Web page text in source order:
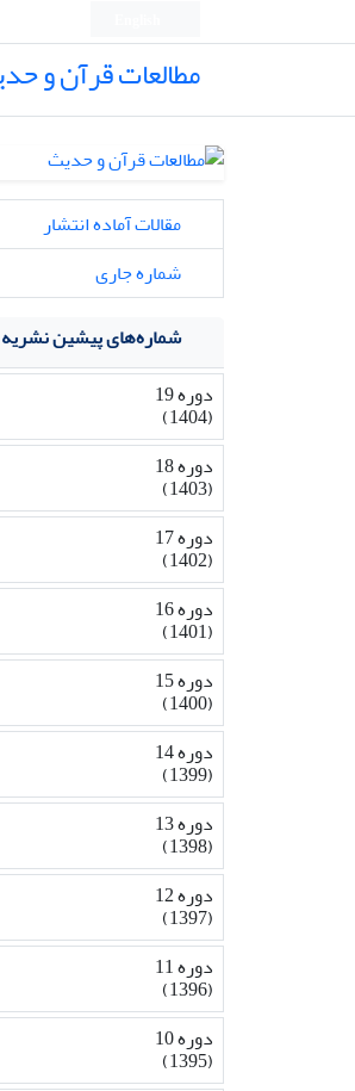
مطالعات قرآن و
مقالات آماده انتشار
شماره جاری
شماره‌های پیشین نشریه
دوره 19
(1404)
دوره 18
(1403)
دوره 17
(1402)
دوره 16
(1401)
دوره 15
(1400)
دوره 14
(1399)
دوره 13
(1398)
دوره 12
(1397)
دوره 11
(1396)
دوره 10
(1395)